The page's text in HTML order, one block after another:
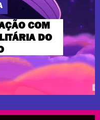
COM
DO